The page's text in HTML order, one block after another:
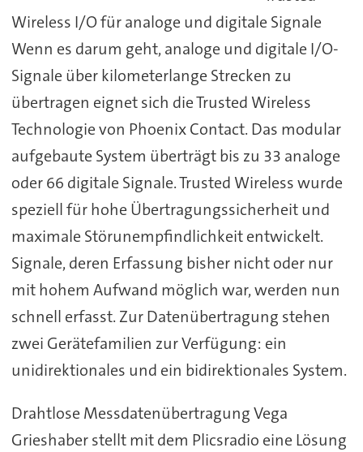
Wireless I/O für analoge und digitale Signale
Wenn es darum geht, analoge und digitale I/O-
Signale über kilometerlange Strecken zu
übertragen eignet sich die Trusted Wireless
Technologie von Phoenix Contact. Das modular
aufgebaute System überträgt bis zu 33 analoge
oder 66 digitale Signale. Trusted Wireless wurde
speziell für hohe Übertragungssicherheit und
maximale Störunempfindlichkeit entwickelt.
Signale, deren Erfassung bisher nicht oder nur
mit hohem Aufwand möglich war, werden nun
schnell erfasst. Zur Datenübertragung stehen
zwei Gerätefamilien zur Verfügung: ein
unidirektionales und ein bidirektionales System.
Drahtlose Messdatenübertragung Vega
Grieshaber stellt mit dem Plicsradio eine Lösung